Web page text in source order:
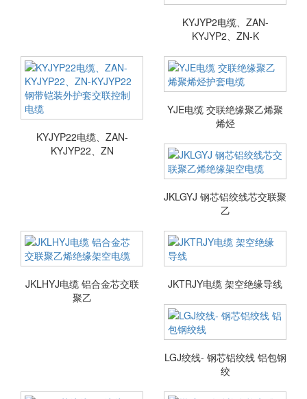
KYJYP2电缆、ZAN-
KYJYP2、ZN-K
KYJYP22电缆、ZAN-
KYJYP22、ZN
YJE电缆 交联绝缘聚乙烯聚
烯烃
JKLGYJ 钢芯铝绞线芯交联聚
乙
JKLHYJ电缆 铝合金芯交联
聚乙
JKTRJY电缆 架空绝缘导线
LGJ绞线- 钢芯铝绞线 铝包钢
绞